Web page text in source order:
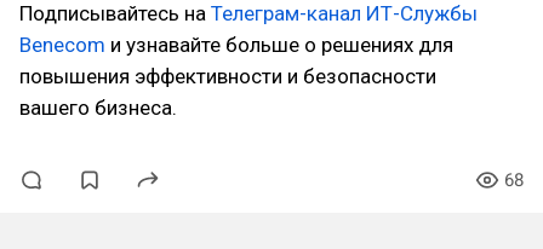
Подписывайтесь на Телеграм-канал ИТ-Службы
Benecom и узнавайте больше о решениях для
повышения эффективности и безопасности
вашего бизнеса.
68